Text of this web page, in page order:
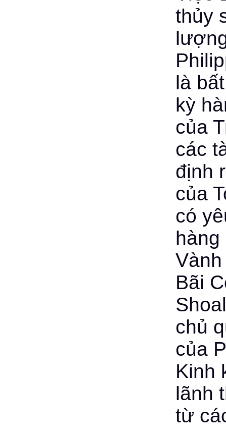
thủy
là
kỳ
của
các
định
của
có
Bãi
chủ
của
Kinh
lãnh
từ